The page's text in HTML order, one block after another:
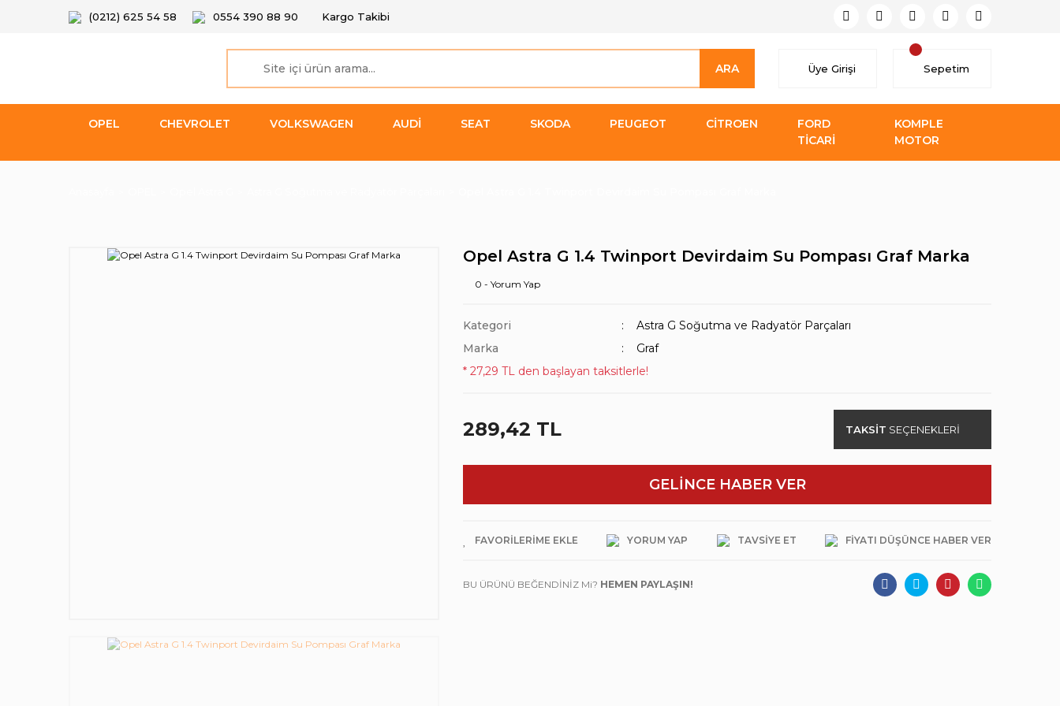
(0212) 625 54 58 0554 390 88 90 Kargo Takibi
ARA Üye Girişi Sepetim
OPEL CHEVROLET VOLKSWAGEN AUDİ SEAT SKODA PEUGEOT CİTROEN
FORD
TİCARİ
KOMPLE
MOTOR
Opel Astra G 1.4 Twinport Devirdaim Su Pompası Graf Marka
0 - Yorum Yap
Kategori
Astra G Soğutma ve Radyatör Parçaları
Marka
Graf
* 27,29 TL den başlayan taksitlerle!
289,42 TL TAKSİT SEÇENEKLERİ
GELİNCE HABER VER
YORUM YAP TAVSIYE ET FIYATI DÜŞÜNCE HABER VER
BU ÜRÜNÜ BEĞENDİNİZ Mi? HEMEN PAYLAŞIN!